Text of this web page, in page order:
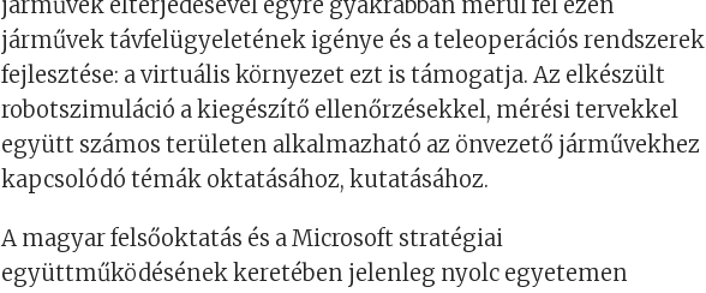
járművek távfelügyeletének igénye és a teleoperációs rendszerek
fejlesztése: a virtuális környezet ezt is támogatja. Az elkészült
robotszimuláció a kiegészítő ellenőrzésekkel, mérési tervekkel
együtt számos területen alkalmazható az önvezető járművekhez
kapcsolódó témák oktatásához, kutatásához.
A magyar felsőoktatás és a Microsoft stratégiai
együttműködésének keretében jelenleg nyolc egyetemen